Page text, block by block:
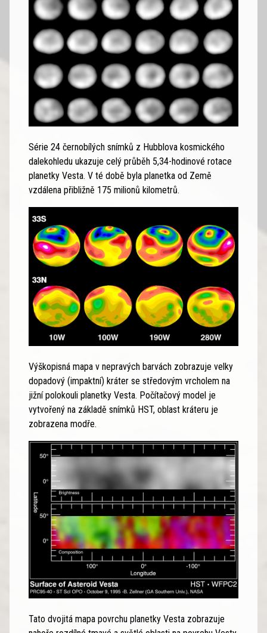
Série 24 černobílých snímků z Hubblova kosmického
dalekohledu ukazuje celý průběh 5,34-hodinové rotace
planetky Vesta. V té době byla planetka od Země
vzdálena přibližně 175 milionů kilometrů.
Výškopisná mapa v nepravých barvách zobrazuje velky
dopadový (impaktní) kráter se středovým vrcholem na
jižní polokouli planetky Vesta. Počítačový model je
vytvořený na základě snímků HST, oblast kráteru je
zobrazena modře.
Tato dvojitá mapa povrchu planetky Vesta zobrazuje